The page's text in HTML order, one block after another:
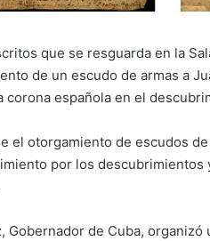
que se resguarda en la
de un escudo de armas a
española en el
el otorgamiento de escudos
por los
Gobernador de Cuba,